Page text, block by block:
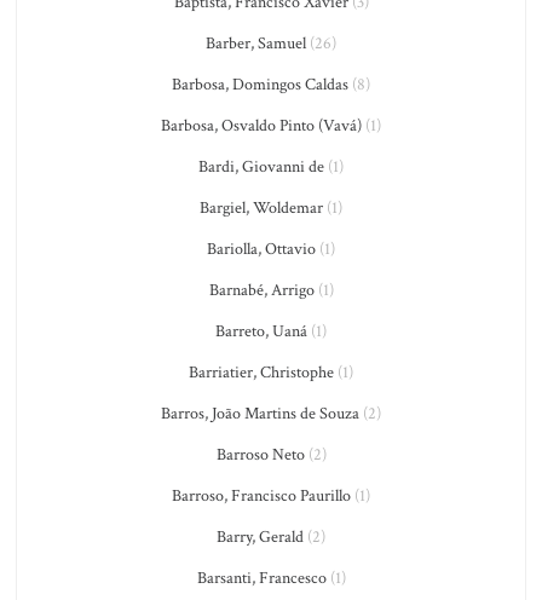
Barber, Samuel (26)
Barbosa, Domingos Caldas (8)
Barbosa, Osvaldo Pinto (Vavá) (1)
Bardi, Giovanni de (1)
Bargiel, Woldemar (1)
Bariolla, Ottavio (1)
Barnabé, Arrigo(1)
Barreto, Uaná (1)
Barriatier, Christophe (1)
Barros, João Martins de Souza (2)
Barroso Neto(2)
Barroso, Francisco Paurillo (1)
Barry, Gerald (2)
Barsanti, Francesco(1)